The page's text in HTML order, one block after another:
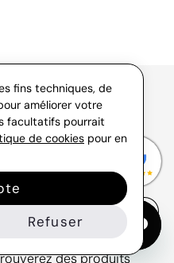
-
les objets
des produits
fins techniques, de
améliorer votre
facultatifs pourrait
de cookies pour en
Refuser